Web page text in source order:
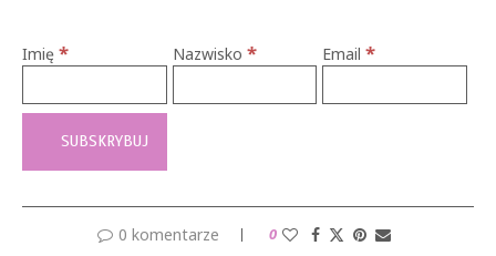
Imię * Nazwisko * Email*
0 komentarze 0